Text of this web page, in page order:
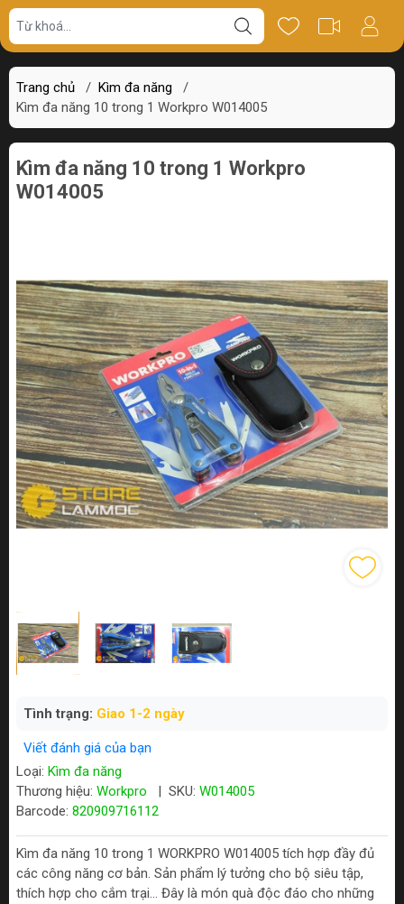
Trang chủ / Kìm đa năng
/
Kìm đa năng 10 trong 1 Workpro W014005
Giá bán Thông số Review
Kìm đa năng 10 trong 1 Workpro
W014005
Tình trạng: Giao 1-2 ngày
Viết đánh giá của bạn
Loại: Kìm đa năng
Thương hiệu: Workpro SKU: W014005
Barcode: 820909716112
Kìm đa năng 10 trong 1 WORKPRO W014005 tích hợp đầy đủ
các công năng cơ bản. Sản phẩm lý tưởng cho bộ siêu tập,
thích hợp cho cắm trại… Đây là món quà độc đáo cho những